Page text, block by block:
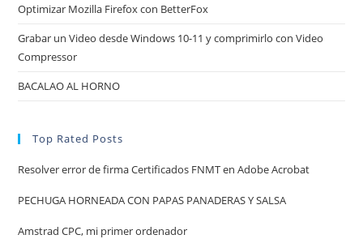
Optimizar Mozilla Firefox con BetterFox
Grabar un Video desde Windows 10-11 y comprimirlo con Video
Compressor
BACALAO AL HORNO
Top Rated Posts
Resolver error de firma Certificados FNMT en Adobe Acrobat
PECHUGA HORNEADA CON PAPAS PANADERAS Y SALSA
Amstrad CPC, mi primer ordenador